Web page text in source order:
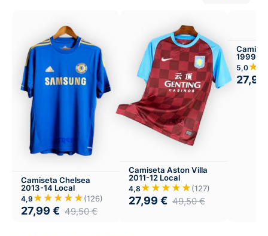
Camiseta Chelsea
2013-14 Local
4,9 ★★★★★(126)
27,99 € 49,50€
Camiseta Aston Villa
2011-12 Local
4,8 ★★★★★(127)
27,99 € 49,50€
1999-
5,0
27,99